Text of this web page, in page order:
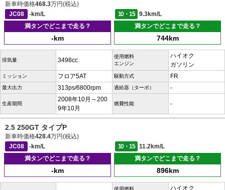
新車時価格468.3万円(税込)
JC08
-km/L 10・15
9.3km/L
満タンでどこまで走る？
-km
満タンでどこまで走る？
744km
排気量 3498cc
使用燃料
エンジン
ハイオク
ガソリン
ミッション フロア5AT 駆動方式 FR
最大出力 313ps/6800rpm 過給器（ターボ） -
生産期間
2008年10月～200
9年10月
燃費性能 -
2.5 250GT タイプP
新車時価格428.4万円(税込)
JC08
-km/L 10・15
11.2km/L
満タンでどこまで走る？
-km
満タンでどこまで走る？
896km
使用燃料
ハイオク